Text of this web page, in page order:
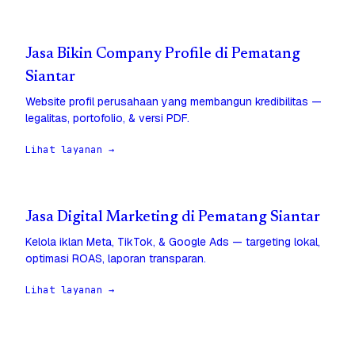
Jasa Bikin Company Profile di Pematang
Siantar
Website profil perusahaan yang membangun kredibilitas —
legalitas, portofolio, & versi PDF.
Lihat layanan →
Jasa Digital Marketing di Pematang Siantar
Kelola iklan Meta, TikTok, & Google Ads — targeting lokal,
optimasi ROAS, laporan transparan.
Lihat layanan →